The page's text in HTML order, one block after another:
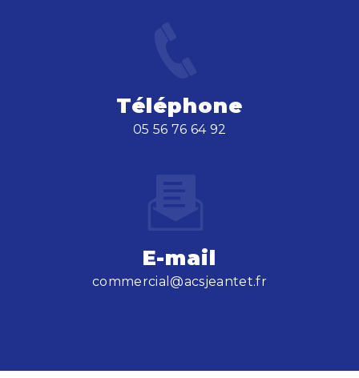
Téléphone
05 56 76 64 92
E-mail
commercial@acsjeantet.fr